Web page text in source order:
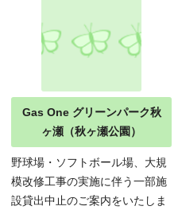
Gas One グリーンパーク秋
ヶ瀬（秋ヶ瀬公園）
野球場・ソフトボール場、大規
模改修工事の実施に伴う一部施
設貸出中止のご案内をいたしま